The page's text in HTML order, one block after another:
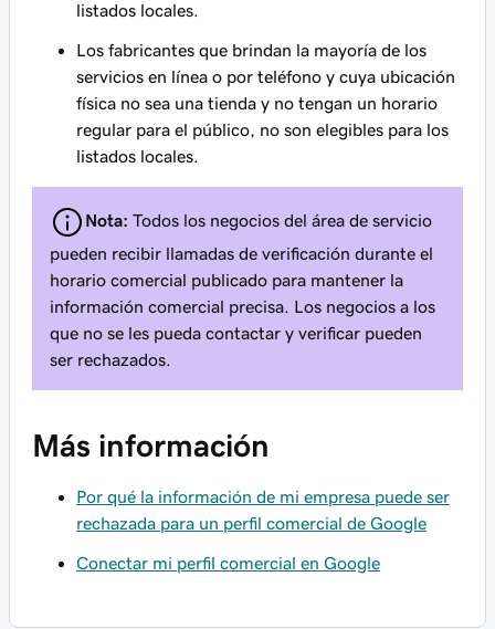
listados locales.
Los fabricantes que brindan la mayoría de los
servicios en línea o por teléfono y cuya ubicación
física no sea una tienda y no tengan un horario
regular para el público, no son elegibles para los
listados locales.
Nota: Todos los negocios del área de servicio
pueden recibir llamadas de verificación durante el
horario comercial publicado para mantener la
información comercial precisa. Los negocios a los
que no se les pueda contactar y verificar pueden
ser rechazados.
Más información
Por qué la información de mi empresa puede ser
rechazada para un perfil comercial de Google
Conectar mi perfil comercial en Google